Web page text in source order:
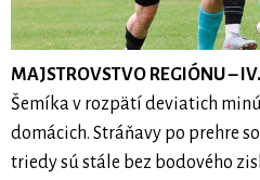
MAJSTROVSTVO REGIÓNU –
Šemíka v rozpätí deviatich
domácich. Stráňavy po prehre
triedy sú stále bez bodového